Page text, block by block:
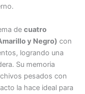
de cuatro
y Negro) con
logrando una
Su memoria
pesados con
la hace ideal para